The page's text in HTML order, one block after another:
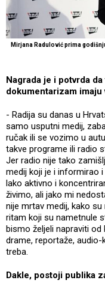
Mirjana Radulović prima
Nagrada je i potvrda
dokumentarizam imaju
- Radija su danas u
samo usputni medij,
ručak ili se vozimo u
takve programe ili radio
Jer radio nije tako
medij koji je i informirao
lako aktivno i
živimo, ali jako mi
nije mrtav medij, kako
ritam koji su nametnule
bismo željeli napraviti od
drame, reportaže,
treba.
Dakle, postoji publika